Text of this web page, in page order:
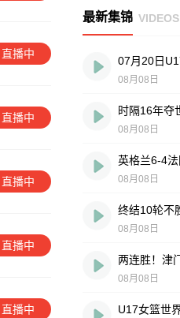
直播中
直播中
直播中
直播中
直播中
最新集锦 VIDEOS
08月08日
08月08日
08月08日
08月08日
08月08日